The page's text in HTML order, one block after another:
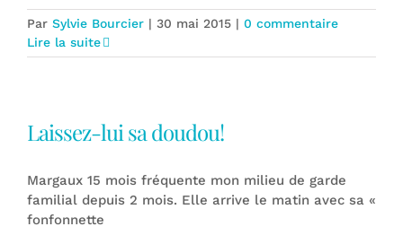
Par Sylvie Bourcier | 30 mai 2015 | 0 commentaire
Lire la suite
Laissez-lui sa doudou!
Margaux 15 mois fréquente mon milieu de garde
familial depuis 2 mois. Elle arrive le matin avec sa «
fonfonnette